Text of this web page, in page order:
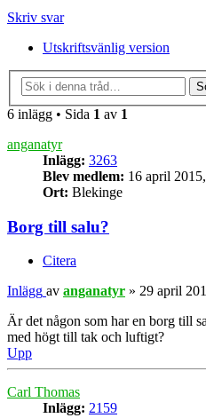
Skriv svar
Utskriftsvänlig version
6 inlägg • Sida 1 av 1
anganatyr
Inlägg: 3263
Blev medlem: 16 april
Ort: Blekinge
Borg till salu?
Citera
Inlägg av anganatyr » 29 april
Är det någon som har en borg till
med högt till tak och luftigt?
Upp
Carl Thomas
Inlägg: 2159